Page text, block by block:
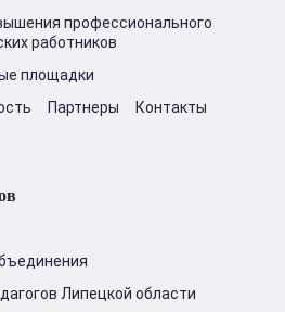
профессионального
работников
площадки
Партнеры
Контакты
Липецкой области